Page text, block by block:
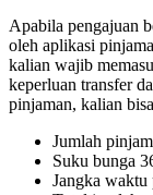
Apabila pengajuan
oleh aplikasi
kalian wajib
keperluan transfer
pinjaman, kalian
Jumlah
Suku bunga
Jangka waktu